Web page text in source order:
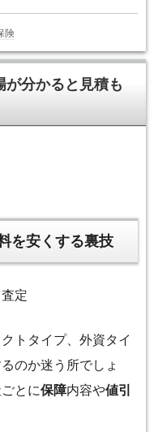
険
が分かると見積も
を安くする裏技
トタイプ、外資タイ
のか迷う所でしょ
とに保障内容や値引